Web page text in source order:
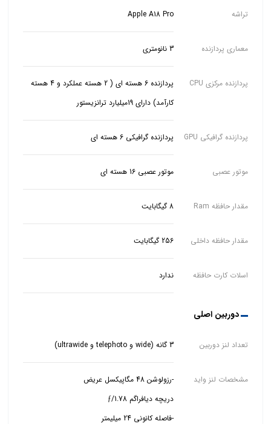
تراشه Apple A18 Pro
معماری پردازنده 3 نانومتری
پردازنده مرکزی CPU
پردازنده 6 هسته ای ( 2 هسته عملکرد و 4 هسته
کارآمد) دارای 19میلیارد ترانزیستور
پردازنده گرافیکی GPU پردازنده گرافیکی 6 هسته ای
موتور عصبی موتور عصبی 16 هسته ای
مقدار حافظه Ram 8 گیگابایت
مقدار حافظه داخلی 256 گیگابایت
اسلات کارت حافظه ندارد
دوربین اصلی
تعداد لنز دوربین 3 گانه (wide و telephoto و ultrawide)
مشخصات لنز واید
-رزولوشن 48 مگاپیکسل عریض
-فاصله کانونی 24 میلیمتر